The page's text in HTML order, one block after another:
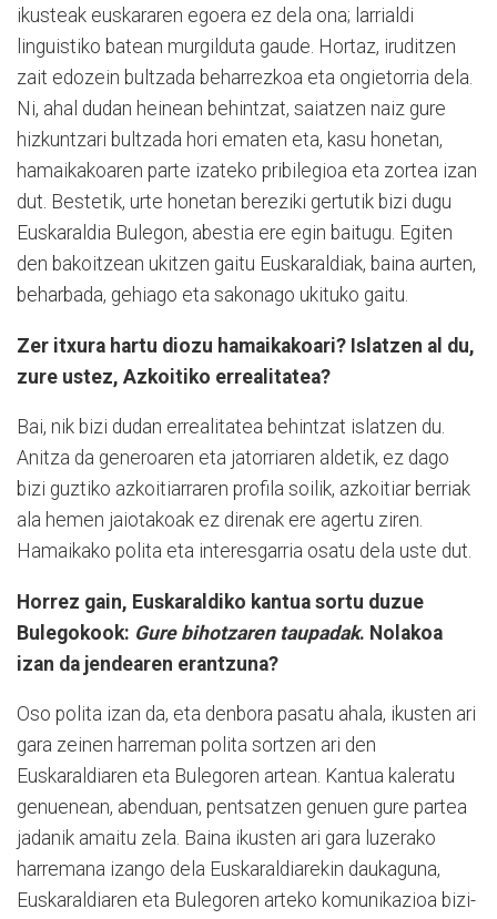
ikusteak euskararen egoera ez dela ona; larrialdi
linguistiko batean murgilduta gaude. Hortaz, iruditzen
zait edozein bultzada beharrezkoa eta ongietorria dela.
Ni, ahal dudan heinean behintzat, saiatzen naiz gure
hizkuntzari bultzada hori ematen eta, kasu honetan,
hamaikakoaren parte izateko pribilegioa eta zortea izan
dut. Bestetik, urte honetan bereziki gertutik bizi dugu
Euskaraldia Bulegon, abestia ere egin baitugu. Egiten
den bakoitzean ukitzen gaitu Euskaraldiak, baina aurten,
beharbada, gehiago eta sakonago ukituko gaitu.
Zer itxura hartu diozu hamaikakoari? Islatzen al du,
zure ustez, Azkoitiko errealitatea?
Bai, nik bizi dudan errealitatea behintzat islatzen du.
Anitza da generoaren eta jatorriaren aldetik, ez dago
bizi guztiko azkoitiarraren profila soilik, azkoitiar berriak
ala hemen jaiotakoak ez direnak ere agertu ziren.
Hamaikako polita eta interesgarria osatu dela uste dut.
Horrez gain, Euskaraldiko kantua sortu duzue
Bulegokook: Gure bihotzaren taupadak. Nolakoa
izan da jendearen erantzuna?
Oso polita izan da, eta denbora pasatu ahala, ikusten ari
gara zeinen harreman polita sortzen ari den
Euskaraldiaren eta Bulegoren artean. Kantua kaleratu
genuenean, abenduan, pentsatzen genuen gure partea
jadanik amaitu zela. Baina ikusten ari gara luzerako
harremana izango dela Euskaraldiarekin daukaguna,
Euskaraldiaren eta Bulegoren arteko komunikazioa bizi-